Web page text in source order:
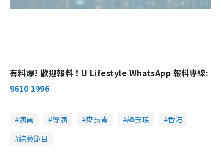
有料爆? 歡迎報料！U Lifestyle WhatsApp 報料專線:
9610 1996
演員 導演 麥長青 譚玉瑛
香港
綜藝節目